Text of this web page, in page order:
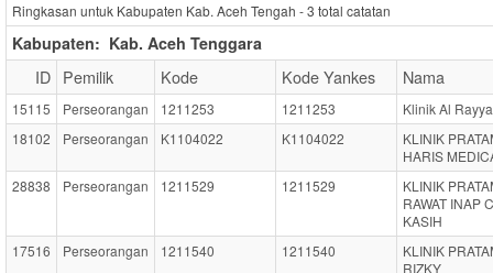
Ringkasan untuk Kabupaten Kab. Aceh Tengah -3 total catatan
Kabupaten: Kab. Aceh Tenggara
ID Pemilik Kode Kode Yankes Nama
15115 Perseorangan 1211253 1211253
Klinik Al
18102
Perseorangan K1104022 K1104022
KLINIK
HARIS
28838
Perseorangan 1211529 1211529
KLINIK
RAWAT INAP
KASIH
17516
Perseorangan 1211540 1211540
KLINIK
RIZKY